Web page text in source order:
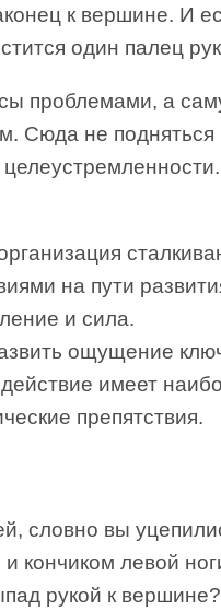
к вершине. И
один палец
проблемами, а
Сюда не подняться
на пути
и сила.
ощущение
имеет
препятствия.
словно вы
кончиком левой
рукой к